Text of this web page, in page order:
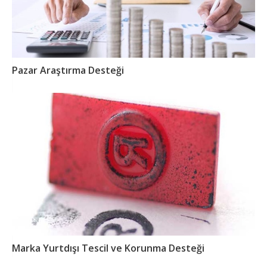
Pazar Araştırma Desteği
Marka Yurtdışı Tescil ve Korunma Desteği